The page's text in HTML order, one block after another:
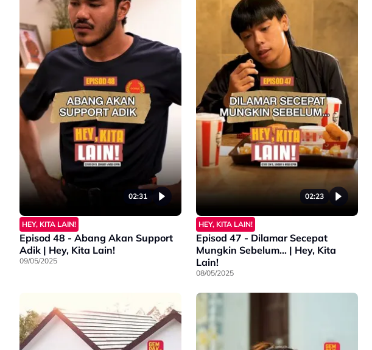
02:31
HEY, KITA LAIN!
Episod 48 - Abang Akan Support
Adik | Hey, Kita Lain!
09/05/2025
02:23
HEY, KITA LAIN!
Episod 47 - Dilamar Secepat
Mungkin Sebelum... | Hey, Kita
Lain!
08/05/2025